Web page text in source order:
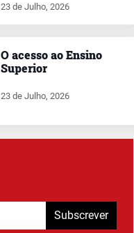
23 de Julho, 2026
O acesso ao Ensino
Superior
23 de Julho, 2026
Subscrever